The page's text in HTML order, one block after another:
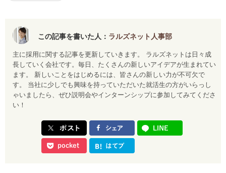
この記事を書いた人： ラルズネット人事部
主に採用に関する記事を更新していきます。 ラルズネットは日々成
長していく会社です。毎日、たくさんの新しいアイデアが生まれてい
ます。 新しいことをはじめるには、皆さんの新しい力が不可欠で
す。 当社に少しでも興味を持っていただいた就活生の方がいらっし
ゃいましたら、ぜひ説明会やインターンシップに参加してみてくださ
い！